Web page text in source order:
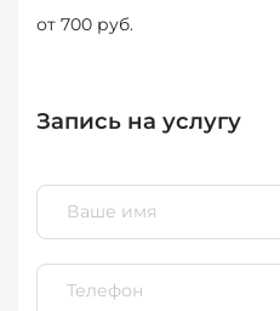
от 700 руб.
Запись на услугу